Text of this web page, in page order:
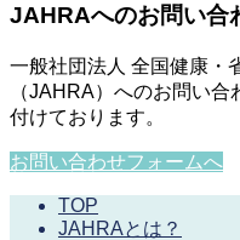
JAHRAへのお問い合
一般社団法人 全国健康・
（JAHRA）へのお問い
付けております。
お問い合わせフォームへ
TOP
JAHRAとは？